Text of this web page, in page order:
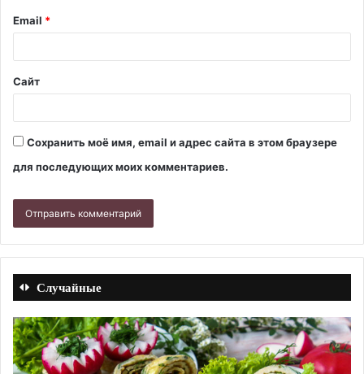
Email *
Сайт
Сохранить моё имя, email и адрес сайта в этом браузере
для последующих моих комментариев.
Случайные
Запеканка
из
фасоли
с